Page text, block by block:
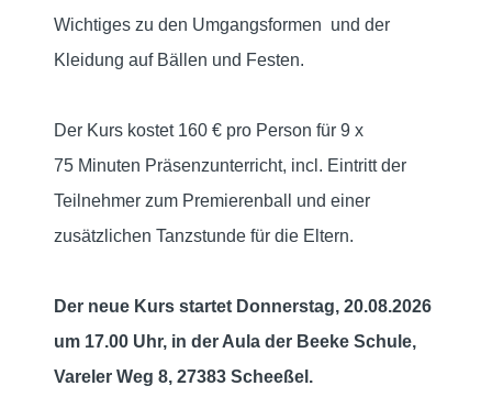
Wichtiges zu den Umgangsformen und der
Kleidung auf Bällen und Festen.
Der Kurs kostet 160 € pro Person für 9 x
75 Minuten Präsenzunterricht, incl. Eintritt der
Teilnehmer zum Premierenball und einer
zusätzlichen Tanzstunde für die Eltern.
Der neue Kurs startet Donnerstag, 20.08.2026
um 17.00 Uhr, in der Aula der Beeke Schule,
Vareler Weg 8, 27383 Scheeßel.